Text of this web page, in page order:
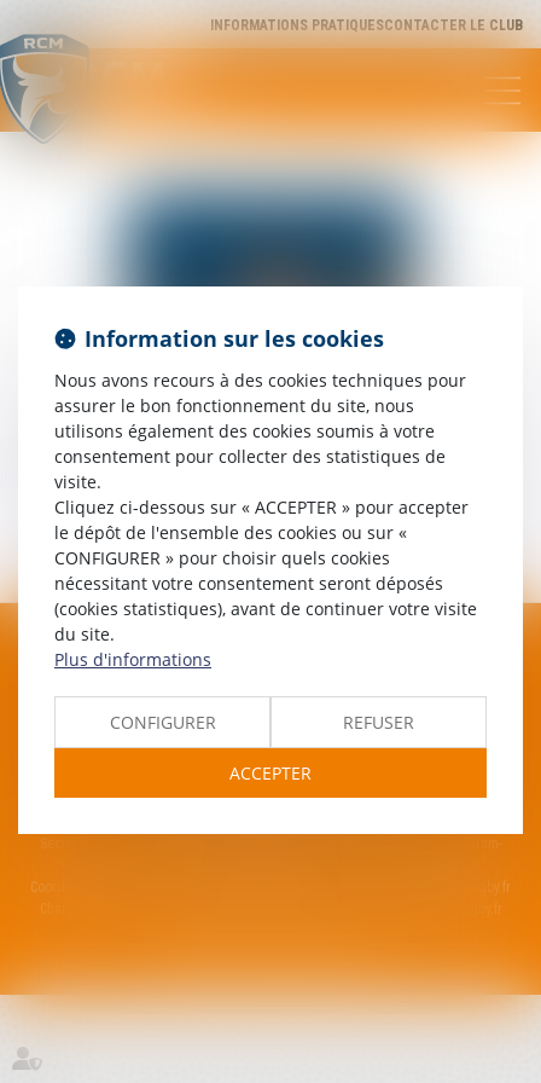
INFORMATIONS PRATIQUESCONTACTER LE CLUB
Marius MOUILLOT
Ailier
Mentions légalesPlan du siteContacter le Club
Secrétaire du club : Christel Anglade -
christel.anglade@rcm-
Coordinateur de projet : Hugo Dauba -
hugo.dauba@rcm-rugby.fr
Chargé de projet : Cyprien Leger -
cyprien.leger@rcm-rugby.fr
RUGBY CLUB MÉDITERRANÉE
Quai Des Arènes, 34250 Palavas-les-flots
Information sur les cookies
Nous avons recours à des cookies techniques pour
assurer le bon fonctionnement du site, nous
utilisons également des cookies soumis à votre
consentement pour collecter des statistiques de
visite.
Cliquez ci-dessous sur « ACCEPTER » pour accepter
le dépôt de l'ensemble des cookies ou sur «
CONFIGURER » pour choisir quels cookies
nécessitant votre consentement seront déposés
(cookies statistiques), avant de continuer votre visite
du site.
Plus d'informations
CONFIGURER REFUSER
ACCEPTER